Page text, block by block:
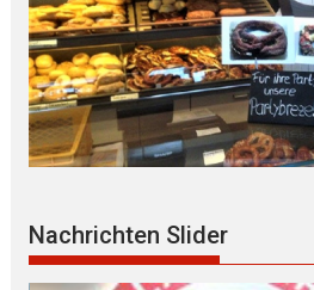
Nachrichten Slider